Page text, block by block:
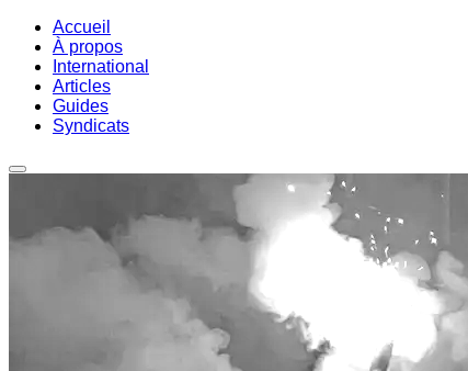
Accueil
À propos
International
Articles
Guides
Syndicats